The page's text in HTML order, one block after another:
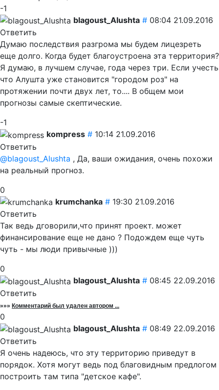
-1
blagoust_Alushta # 08:04 21.09.2016
Ответить
Думаю последствия разгрома мы будем лицезреть
еще долго. Когда будет благоустроена эта территория?
Я думаю, в лучшем случае, года через три. Если учесть
что Алушта уже становится "городом роз" на
протяжении почти двух лет, то.... В общем мои
прогнозы самые скептические.
-1
kompress # 10:14 21.09.2016
Ответить
@blagoust_Alushta , Да, ваши ожидания, очень похожи
на реальный прогноз.
0
krumchanka # 19:30 21.09.2016
Ответить
Так ведь дговорили,что принят проект. может
финансирование еще не дано ? Подождем еще чуть
чуть - мы люди привычные )))
0
blagoust_Alushta # 08:45 22.09.2016
Ответить
»»» Комментарий был удален автором ...
0
blagoust_Alushta # 08:49 22.09.2016
Ответить
Я очень надеюсь, что эту территорию приведут в
порядок. Хотя могут ведь под благовидным предлогом
построить там типа "детское кафе".